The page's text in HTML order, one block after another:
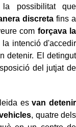
possibilitat que
discretafins a
com forçava la
intenció d'accedir
detenir. El detingut
del jutjat de
esvan detenir
, quatre dels